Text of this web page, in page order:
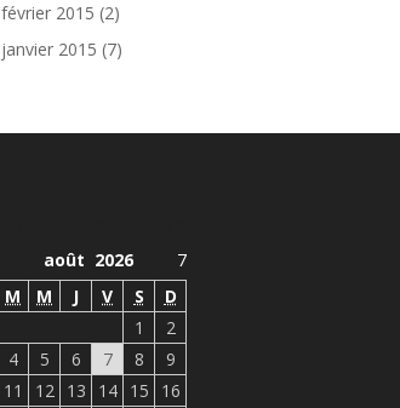
février 2015 (2)
janvier 2015 (7)
7
août 2026
M M J V S
D
1
2
4 5 6 7 8
9
11 12 13 14 15
16